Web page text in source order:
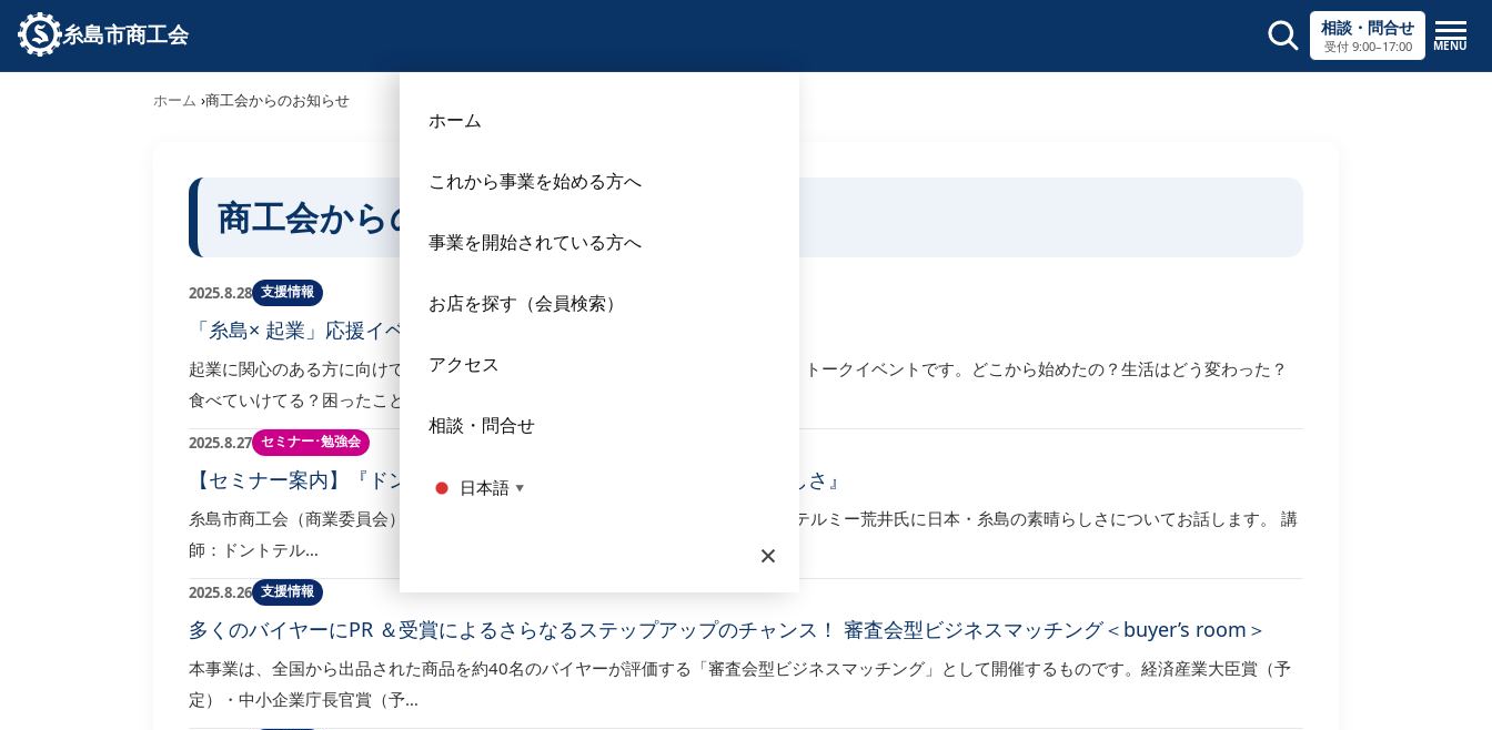
糸島市商工会 相談・問合せ
受付 9:00–17:00 MENU
ホーム
これから事業を始める方へ
事業を開始されている方へ
お店を探す（会員検索）
アクセス
相談・問合せ
日本語 ▼
×
ホーム 商工会からのお知らせ
商工会からのお知らせ
2025.8.28 支援情報
「糸島× 起業」応援イベント みんなの そうぎょう１７開催について
起業に関心のある方に向けて、糸島で創業した先輩たちにカジュアルにお話を聞くトークイベントです。どこから始めたの？生活はどう変わった？
食べていけてる？困ったことは…
2025.8.27 セミナー･勉強会
【セミナー案内】『ドントテルミー荒井が語る日本・糸島の素晴らしさ』
糸島市商工会（商業委員会）主催 日本・世界150都市を巡ったYouTuberのドントテルミー荒井氏に日本・糸島の素晴らしさについてお話します。 講
師：ドントテル…
2025.8.26 支援情報
多くのバイヤーにPR ＆受賞によるさらなるステップアップのチャンス！ 審査会型ビジネスマッチング＜buyer’s room＞
本事業は、全国から出品された商品を約40名のバイヤーが評価する「審査会型ビジネスマッチング」として開催するものです。経済産業大臣賞（予
定）・中小企業庁長官賞（予…